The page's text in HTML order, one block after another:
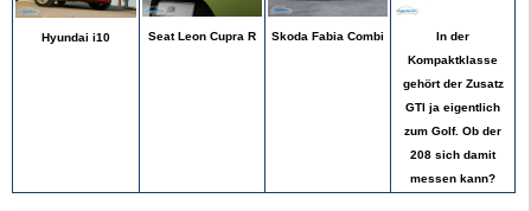
Hyundai i10 Seat Leon Cupra R Skoda Fabia Combi
In der
Kompaktklasse
gehört der Zusatz
GTI ja eigentlich
zum Golf. Ob der
208 sich damit
messen kann?